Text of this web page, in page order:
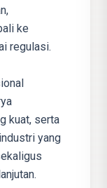
ke
regulasi.
kuat, serta
yang